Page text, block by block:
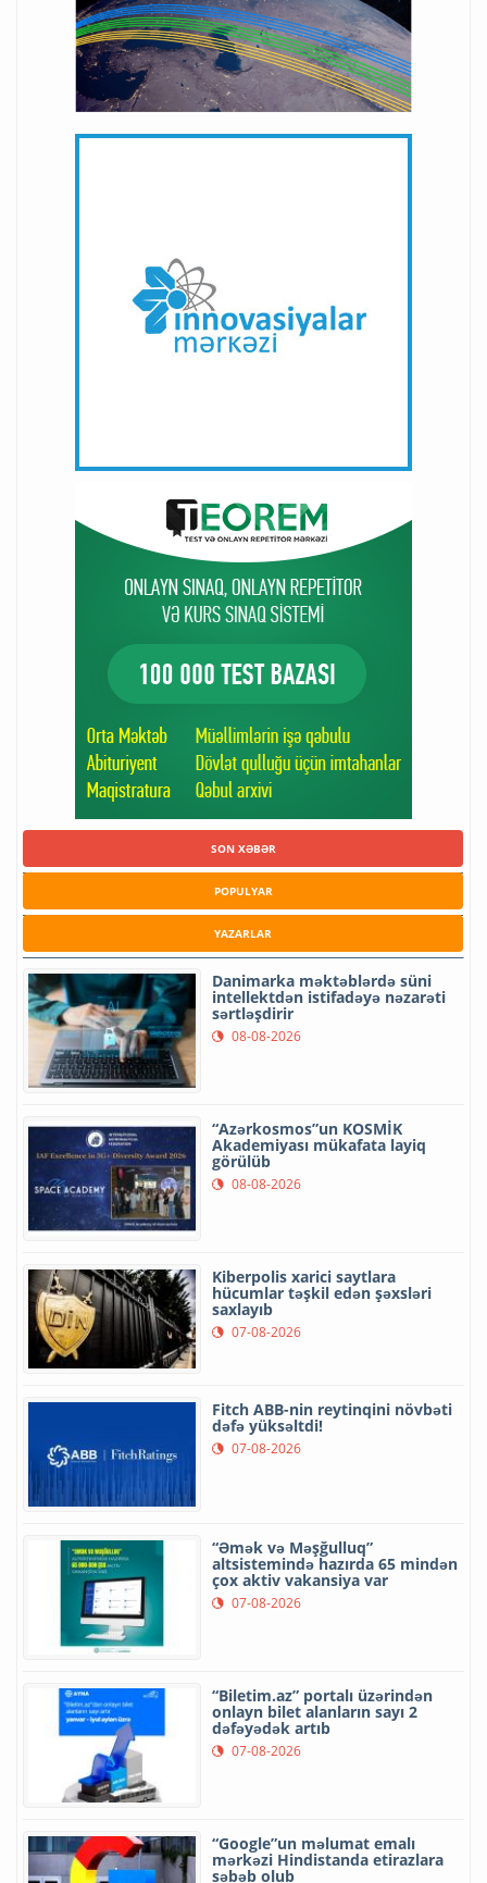
SON XƏBƏR
POPULYAR
YAZARLAR
Danimarka məktəblərdə süni
intellektdən istifadəyə nəzarəti
sərtləşdirir
08-08-2026
“Azərkosmos”un KOSMİK
Akademiyası mükafata layiq
görülüb
08-08-2026
Kiberpolis xarici saytlara
hücumlar təşkil edən şəxsləri
saxlayıb
07-08-2026
Fitch ABB-nin reytinqini növbəti
dəfə yüksəltdi!
07-08-2026
“Əmək və Məşğulluq”
altsistemində hazırda 65 mindən
çox aktiv vakansiya var
07-08-2026
“Biletim.az” portalı üzərindən
onlayn bilet alanların sayı 2
dəfəyədək artıb
07-08-2026
“Google”un məlumat emalı
mərkəzi Hindistanda etirazlara
səbəb olub